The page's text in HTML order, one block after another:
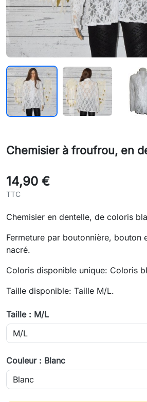
Chemisier à froufrou, en
14,90 €
TTC
Chemisier en dentelle, de coloris
Fermeture par boutonnière, bouton
nacré.
Coloris disponible unique: Coloris
Taille disponible: Taille M/L.
Taille : M/L
Couleur : Blanc